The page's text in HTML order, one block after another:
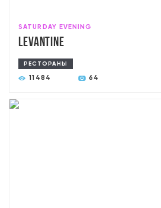
SATURDAY EVENING
Levantine
РЕСТОРАНЫ
11484 64